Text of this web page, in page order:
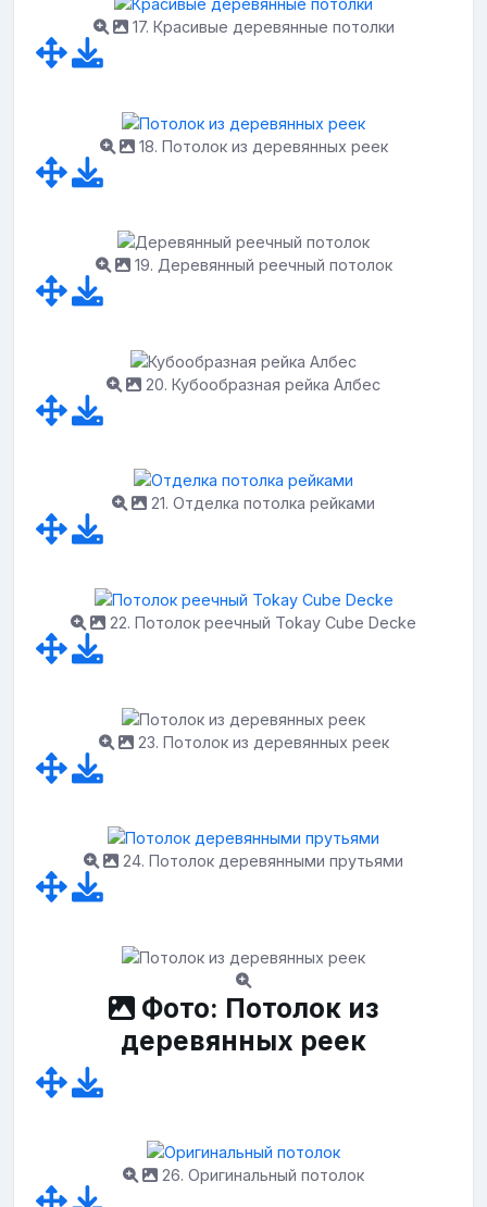
17. Красивые деревянные потолки
18. Потолок из деревянных реек
19. Деревянный реечный потолок
20. Кубообразная рейка Албес
21. Отделка потолка рейками
22. Потолок реечный Tokay Cube Decke
23. Потолок из деревянных реек
24. Потолок деревянными прутьями
Фото: Потолок из
деревянных реек
26. Оригинальный потолок